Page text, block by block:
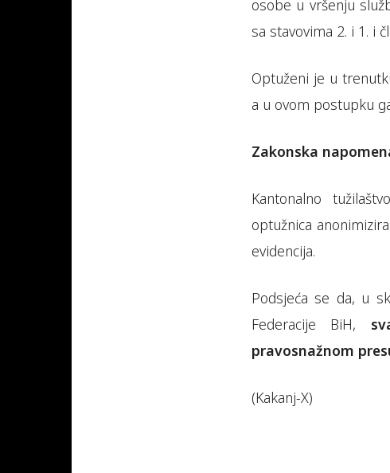
osobe u vršenju
sa stavovima 2. i 1. i
Optuženi je u
a u ovom postupku
Zakonska
Kantonalno
optužnica
evidencija.
Podsjeća se da, u
Federacije BiH,
pravosnažnom
(Kakanj-X)